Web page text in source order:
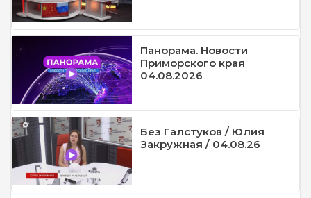
Панорама. Новости
Приморского края
04.08.2026
Без Галстуков / Юлия
Закружная / 04.08.26